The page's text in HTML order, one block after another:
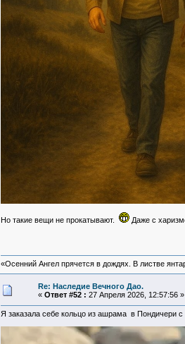
Но такие вещи не прокатывают. Даже с
«Осенний Ангел прячется в дождях. В листве
Re: Наследие Вечного Дао.
« Ответ #52 : 27 Апреля 2026, 12:57:56 »
Я заказала себе кольцо из ашрама в Пондичери